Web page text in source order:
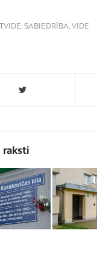
, SABIEDRĪBA, VIDE
raksti